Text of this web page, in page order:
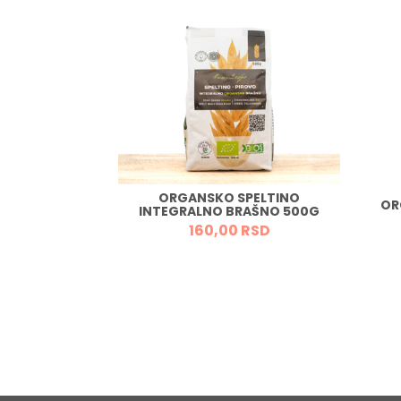
ORGANSKO SPELTINO
INTEGRALNO BRAŠNO 500G
160,00 RSD